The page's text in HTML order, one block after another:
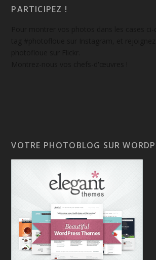
PARTICIPEZ !
VOTRE PHOTOBLOG SUR